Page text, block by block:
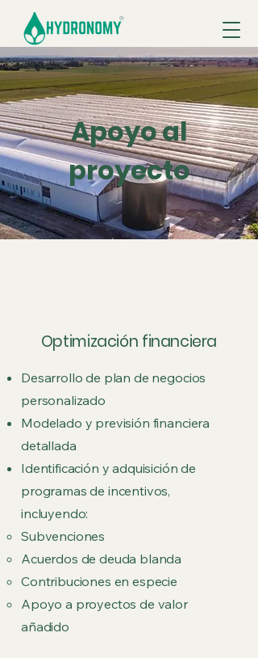
Apoyo al
proyecto
Optimización financiera
Desarrollo de plan de negocios
personalizado
Modelado y previsión financiera
detallada
Identificación y adquisición de
programas de incentivos,
incluyendo:
Subvenciones
Acuerdos de deuda blanda
Contribuciones en especie
Apoyo a proyectos de valor
añadido